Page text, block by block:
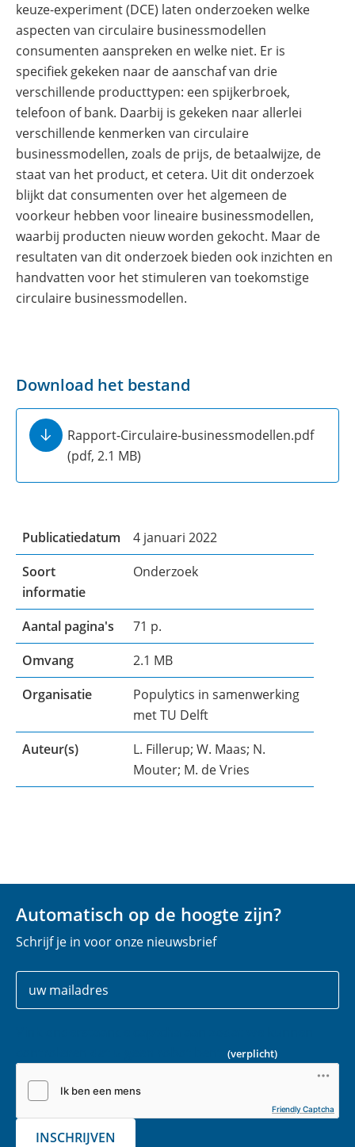
keuze-experiment (DCE) laten onderzoeken welke
aspecten van circulaire businessmodellen
consumenten aanspreken en welke niet. Er is
specifiek gekeken naar de aanschaf van drie
verschillende producttypen: een spijkerbroek,
telefoon of bank. Daarbij is gekeken naar allerlei
verschillende kenmerken van circulaire
businessmodellen, zoals de prijs, de betaalwijze, de
staat van het product, et cetera. Uit dit onderzoek
blijkt dat consumenten over het algemeen de
voorkeur hebben voor lineaire businessmodellen,
waarbij producten nieuw worden gekocht. Maar de
resultaten van dit onderzoek bieden ook inzichten en
handvatten voor het stimuleren van toekomstige
circulaire businessmodellen.
Download het bestand
Rapport-Circulaire-businessmodellen.pdf
(pdf, 2.1 MB)
Publicatiedatum
4 januari 2022
Soort
informatie
Onderzoek
Aantal pagina's
71 p.
Omvang
2.1 MB
Organisatie
Populytics in samenwerking
met TU Delft
Auteur(s)
L. Fillerup; W. Maas; N.
Mouter; M. de Vries
Automatisch op de hoogte zijn?
Schrijf je in voor onze nieuwsbrief
Uw
gegevens
E
i
v
(verplicht)
Friendly Captcha
INSCHRIJVEN